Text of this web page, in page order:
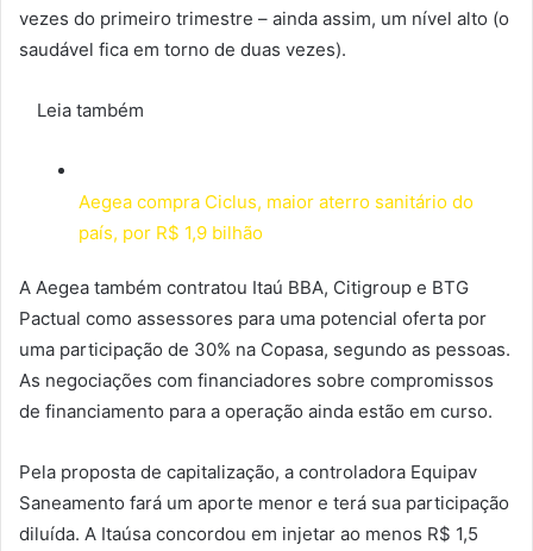
vezes do primeiro trimestre – ainda assim, um nível alto (o
saudável fica em torno de duas vezes).
Leia também
Aegea compra Ciclus, maior aterro sanitário do
país, por R$ 1,9 bilhão
A Aegea também contratou Itaú BBA, Citigroup e BTG
Pactual como assessores para uma potencial oferta por
uma participação de 30% na Copasa, segundo as pessoas.
As negociações com financiadores sobre compromissos
de financiamento para a operação ainda estão em curso.
Pela proposta de capitalização, a controladora Equipav
Saneamento fará um aporte menor e terá sua participação
diluída. A Itaúsa concordou em injetar ao menos R$ 1,5